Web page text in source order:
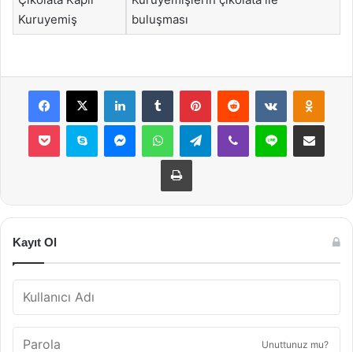
Kuruyemiş
buluşması
Facebook
X LinkedInTumblr PinterestReddit VKontakte
Pocket Skype MessengerWhatsAppTelegramViber Line E-Posta ile
Yazdır
Kayıt Ol
Unuttunuz mu?